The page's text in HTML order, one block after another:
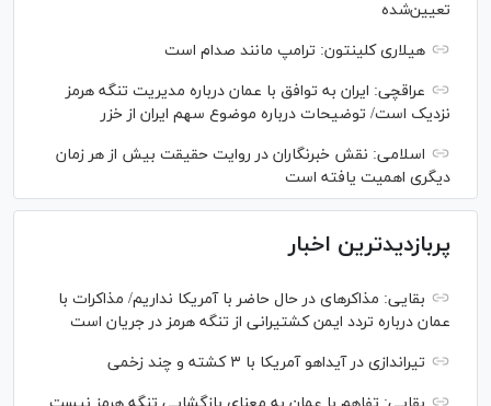
تعیین‌شده
هیلاری کلینتون: ترامپ مانند صدام است
عراقچی: ایران به توافق با عمان درباره مدیریت تنگه هرمز
نزدیک است/ توضیحات درباره موضوع سهم ایران از خزر
اسلامی: نقش خبرنگاران در روایت حقیقت بیش از هر زمان
دیگری اهمیت یافته است
پربازدیدترین اخبار
بقایی: مذاکره‎ای در حال حاضر با آمریکا نداریم/ مذاکرات با
عمان درباره تردد ایمن کشتیرانی از تنگه هرمز در جریان است
تیراندازی در آیداهو آمریکا با ۳ کشته و چند زخمی